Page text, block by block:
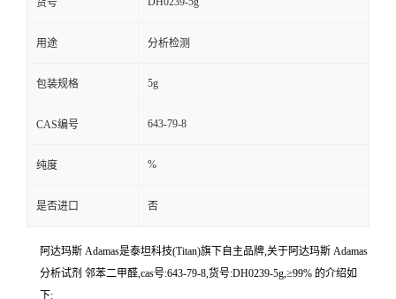
货号
用途 分析检测
包装规格 5g
CAS编号 643-79-8
纯度 %
是否进口 否
阿达玛斯 Adamas是泰坦科技(Titan)旗下自主品牌,关于阿达玛斯 Adamas
分析试剂 邻苯二甲醛,cas号:643-79-8,货号:DH0239-5g,≥99% 的介绍如
下: